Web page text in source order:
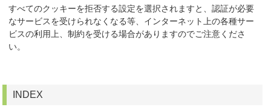
すべてのクッキーを拒否する設定を選択されますと、認証が必要
なサービスを受けられなくなる等、インターネット上の各種サー
ビスの利用上、制約を受ける場合がありますのでご注意くださ
い。
INDEX